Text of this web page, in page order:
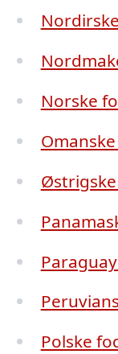
Norske
Polske